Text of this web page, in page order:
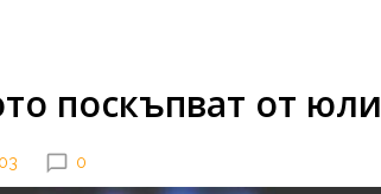
поскъпват от юли
0